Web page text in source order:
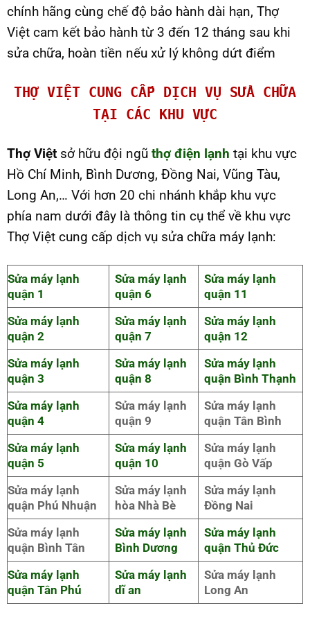
chính hãng cùng chế độ bảo hành dài hạn, Thợ
Việt cam kết bảo hành từ 3 đến 12 tháng sau khi
sửa chữa, hoàn tiền nếu xử lý không dứt điểm
THỢ VIỆT CUNG CẤP DỊCH VỤ SỬA CHỮA
TẠI CÁC KHU VỰC
Thợ Việt sở hữu đội ngũ thợ điện lạnh tại khu vực
Hồ Chí Minh, Bình Dương, Đồng Nai, Vũng Tàu,
Long An,… Với hơn 20 chi nhánh khắp khu vực
phía nam dưới đây là thông tin cụ thể về khu vực
Thợ Việt cung cấp dịch vụ sửa chữa máy lạnh:
Sửa máy lạnh
quận 1
Sửa máy lạnh
quận 6
Sửa máy lạnh
quận 11
Sửa máy lạnh
quận 2
Sửa máy lạnh
quận 7
Sửa máy lạnh
quận 12
Sửa máy lạnh
quận 3
Sửa máy lạnh
quận 8
Sửa máy lạnh
quận Bình Thạnh
Sửa máy lạnh
quận 4
Sửa máy lạnh
quận 9
Sửa máy lạnh
quận Tân Bình
Sửa máy lạnh
quận 5
Sửa máy lạnh
quận 10
Sửa máy lạnh
quận Gò Vấp
Sửa máy lạnh
quận Phú Nhuận
Sửa máy lạnh
hòa Nhà Bè
Sửa máy lạnh
Đồng Nai
Sửa máy lạnh
quận Bình Tân
Sửa máy lạnh
Bình Dương
Sửa máy lạnh
quận Thủ Đức
Sửa máy lạnh
quận Tân Phú
Sửa máy lạnh
dĩ an
Sửa máy lạnh
Long An